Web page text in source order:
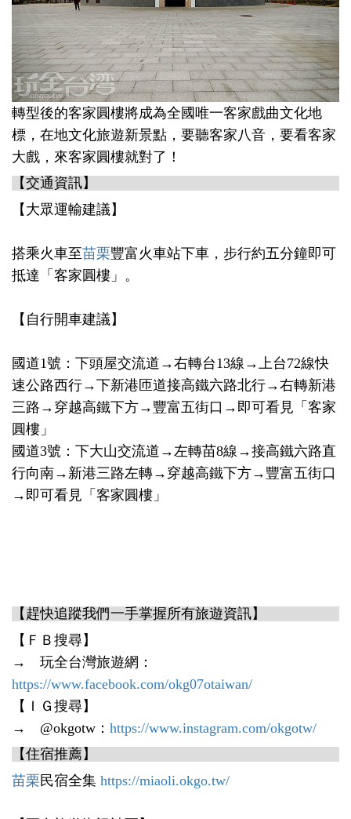
轉型後的客家圓樓將成為全國唯一客家戲曲文化地
標，在地文化旅遊新景點，要聽客家八音，要看客家
大戲，來客家圓樓就對了！
【交通資訊】
【大眾運輸建議】
搭乘火車至苗栗豐富火車站下車，步行約五分鐘即可
抵達「客家圓樓」。
【自行開車建議】
國道1號：下頭屋交流道→右轉台13線→上台72線快
速公路西行→下新港匝道接高鐵六路北行→右轉新港
三路→穿越高鐵下方→豐富五街口→即可看見「客家
圓樓」
國道3號：下大山交流道→左轉苗8線→接高鐵六路直
行向南→新港三路左轉→穿越高鐵下方→豐富五街口
→即可看見「客家圓樓」
【趕快追蹤我們一手掌握所有旅遊資訊】
【ＦＢ搜尋】
→ 玩全台灣旅遊網：
https://www.facebook.com/okg07otaiwan/
【ＩＧ搜尋】
→ @okgotw： https://www.instagram.com/okgotw/
【住宿推薦】
苗栗民宿全集 https://miaoli.okgo.tw/